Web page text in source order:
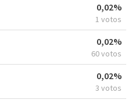
0,02%
1 votos
0,02%
60 votos
0,02%
3 votos